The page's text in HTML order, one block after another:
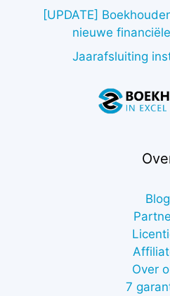
[UPDATE]
nieuwe
Jaarafsluiting
Blog
Over
7